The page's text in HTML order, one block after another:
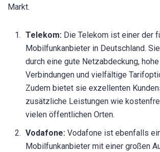
Markt.
Telekom: Die Telekom ist einer der
Mobilfunkanbieter in Deutschland.
durch eine gute Netzabdeckung,
Verbindungen und vielfältige
Zudem bietet sie exzellenten
zusätzliche Leistungen wie
vielen öffentlichen Orten.
Vodafone: Vodafone ist ebenfalls
Mobilfunkanbieter mit einer großen